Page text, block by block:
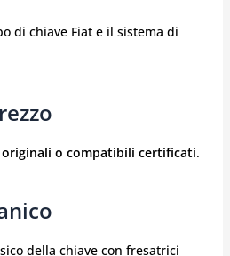
di chiave Fiat e il sistema di
originali o compatibili certificati.
della chiave con fresatrici